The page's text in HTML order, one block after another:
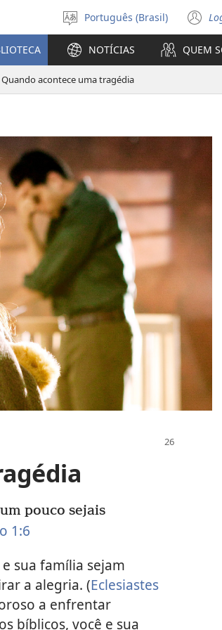
Selecione
o
idioma
Português (Brasil)
NOTÍCIAS QUEM
Quando acontece uma tragédia
pouco sejais
1:6
sua família sejam
a alegria. (Eclesiastes
a enfrentar
bíblicos, você e sua